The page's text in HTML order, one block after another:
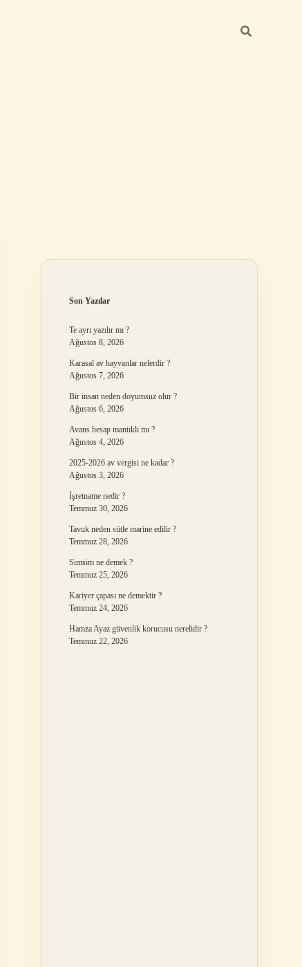
Son Yazılar
Te ayrı yazılır mı ?
Ağustos 8, 2026
Karasal av hayvanlar nelerdir ?
Ağustos 7, 2026
Bir insan neden doyumsuz olur ?
Ağustos 6, 2026
Avans hesap mantıklı mı ?
Ağustos 4, 2026
2025-2026 av vergisi ne kadar ?
Ağustos 3, 2026
İşretname nedir ?
Temmuz 30, 2026
Tavuk neden sütle marine edilir ?
Temmuz 28, 2026
Simsim ne demek ?
Temmuz 25, 2026
Kariyer çapası ne demektir ?
Temmuz 24, 2026
Hamza Ayaz güvenlik korucusu nerelidir ?
Temmuz 22, 2026